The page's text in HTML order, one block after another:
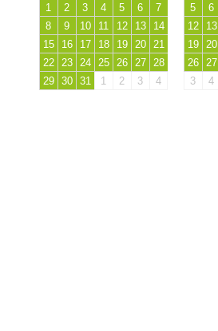
1
2 3 4 5 6
7
8
9 10 11 12 13
14
15
16 17 18 19 20
21
22
23 24 25 26 27
28
29
30 31 1 2 3 4
5
6
12
13
19
20
26
27
3
4